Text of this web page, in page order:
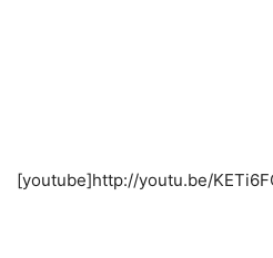
[youtube]http://youtu.be/